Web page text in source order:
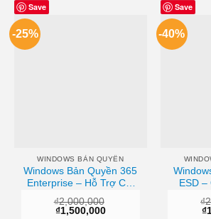
Save
-25%
WINDOWS BẢN QUYỀN
Windows Bản Quyền 365
Enterprise – Hỗ Trợ Cài
₫2,000,000
Giá
₫1,500,000Giá
Save
-40%
ESD –
₫
₫